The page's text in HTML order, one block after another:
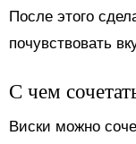
После этого
почувствовать
С чем
Виски можно